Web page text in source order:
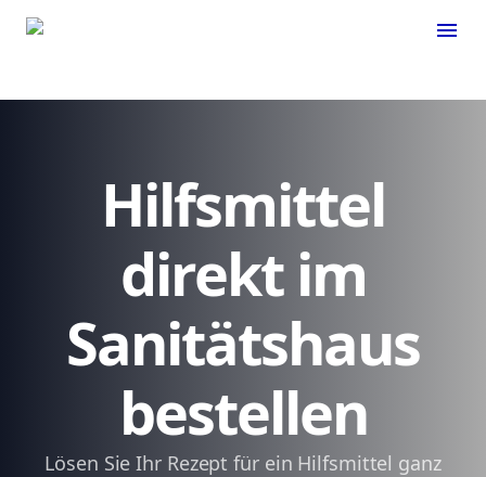
menu
Hilfsmittel
direkt im
Sanitätshaus
bestellen
Lösen Sie Ihr Rezept für ein Hilfsmittel ganz